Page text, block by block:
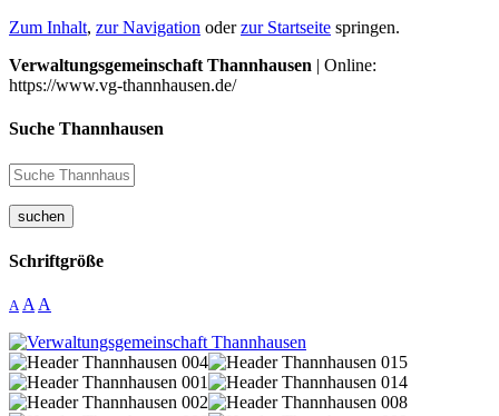
Zum Inhalt, zur Navigation oderzur Startseite springen.
Verwaltungsgemeinschaft Thannhausen | Online:
https://www.vg-thannhausen.de/
Suche Thannhausen
suchen
Schriftgröße
A A A